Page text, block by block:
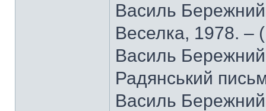
Василь
Веселка, 1978. –
Василь
Радянський
Василь